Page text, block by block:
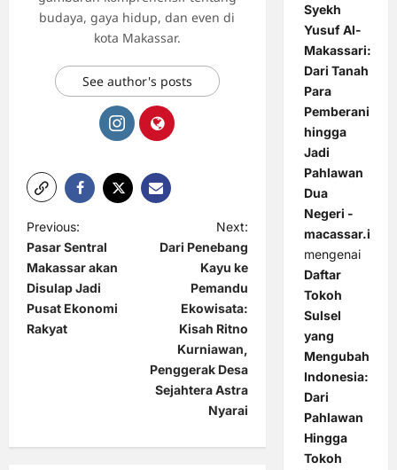
budaya, gaya hidup, dan even di
kota Makassar.
See author's posts
P
o
s
t
n
g
Previous:
Pasar Sentral
Makassar akan
Disulap Jadi
Pusat Ekonomi
Rakyat
Next:
Dari Penebang
Kayu ke
Pemandu
Ekowisata:
Kisah Ritno
Kurniawan,
Penggerak Desa
Sejahtera Astra
Nyarai
Syekh
Yusuf Al-
Makassari:
Dari Tanah
Para
Pemberani
hingga
Jadi
Pahlawan
Dua
Negeri -
macassar.id
mengenai
Daftar
Tokoh
Sulsel
yang
Mengubah
Indonesia:
Dari
Pahlawan
Hingga
Tokoh